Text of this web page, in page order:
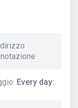
: Every day: